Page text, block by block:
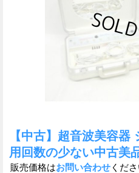
【中古】超音波美容
用回数の少ない中古美
販売価格はお問い合わせ くださ